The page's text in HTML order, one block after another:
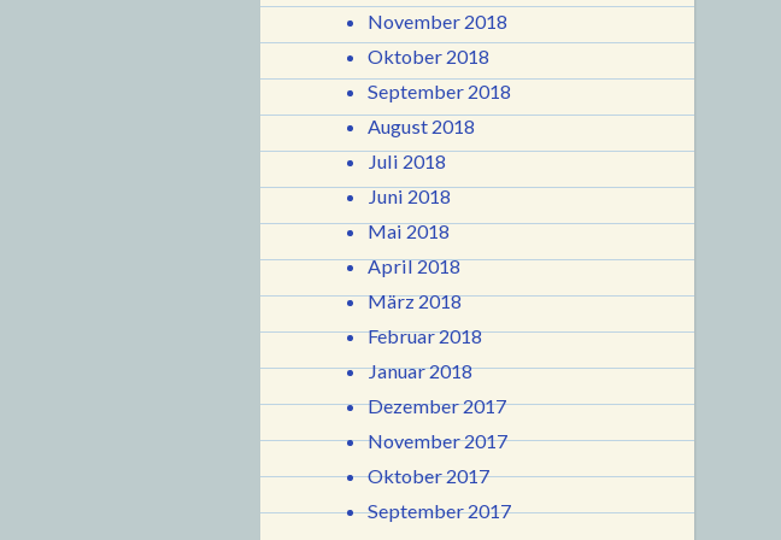
November 2018
Oktober 2018
September 2018
August 2018
Juli 2018
Juni 2018
Mai 2018
April 2018
März 2018
Februar 2018
Januar 2018
Dezember 2017
November 2017
Oktober 2017
September 2017